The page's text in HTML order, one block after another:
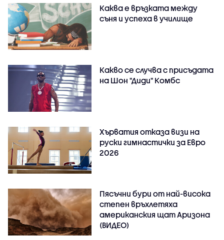
Каква е връзката между
съня и успеха в училище
Какво се случва с присъдата
на Шон "Диди" Комбс
Хърватия отказа визи на
руски гимнастички за Евро
2026
Пясъчни бури от най-висока
степен връхлетяха
американския щат Аризона
(ВИДЕО)